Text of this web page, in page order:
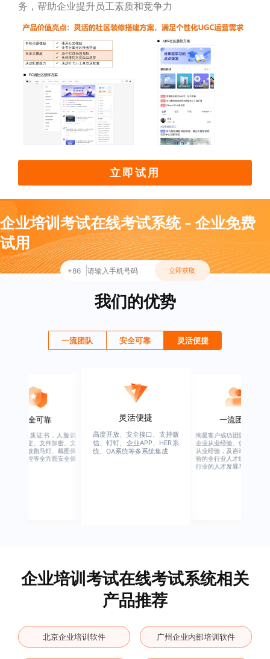
务，帮助企业提升员工素质和竞争力
立即试用
企业培训考试在线考试系统 - 企业免费
试用
+86 立即获取
我们的优势
一流团队 安全可靠 灵活便捷
安全可靠
业权威资质证书，人脸识
、设备绑定、文件加密、文
水印、播放跑马灯、截图保
、权限管控等全方面安全保
灵活便捷
高度开放、安全接口、支持微
信、钉钉、企业APP、HER系
统、OA系统等多系统集成
一流团队
绚星客户成功团队，由有多
企业从业经验、优秀培训机
从业经验，及咨询公司从业
验的全行业人才组成，涉猎
行业的人才发展与培养模块
企业培训考试在线考试系统相关
产品推荐
北京企业培训软件 广州企业内部培训软件